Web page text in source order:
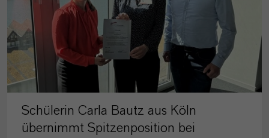
Schülerin Carla Bautz aus Köln
übernimmt Spitzenposition bei